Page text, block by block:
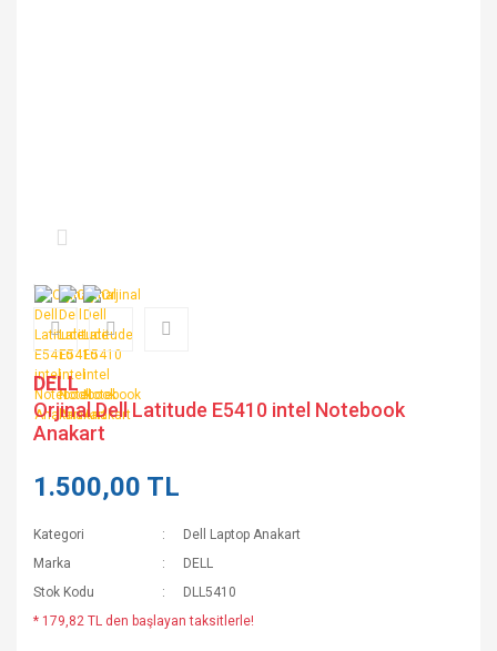
DELL
Orjinal Dell Latitude E5410 intel Notebook
Anakart
1.500,00 TL
Kategori
Dell Laptop Anakart
Marka
DELL
Stok Kodu
DLL5410
* 179,82 TL den başlayan taksitlerle!